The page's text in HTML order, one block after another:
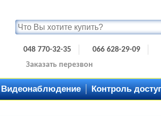
048 770-32-35 066 628-29-09
Заказать перезвон
Видеонаблюдение Контроль